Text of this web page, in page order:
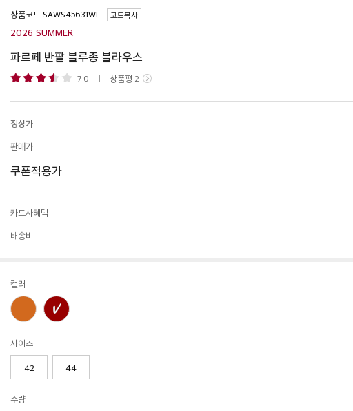
상품코드 코드복사
2026 SUMMER
파르페 반팔 블루종 블라우스
7.0 상품평 2
정상가
판매가
쿠폰적용가
카드사혜택
배송비
컬러
사이즈
42 44
수량